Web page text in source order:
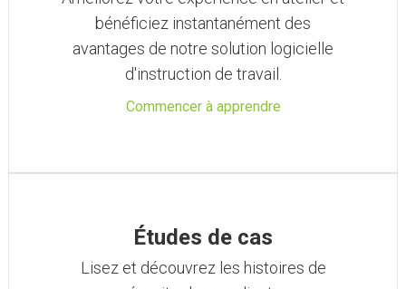
bénéficiez instantanément des
avantages de notre solution logicielle
d'instruction de travail.
Commencer à apprendre
Études de cas
Lisez et découvrez les histoires de